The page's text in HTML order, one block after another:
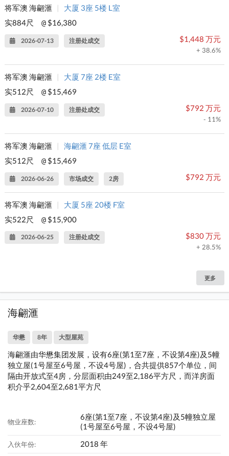
将军澳 海翩滙 |
大厦 3座 5楼 L室
实884尺
@ $16,380
2026-07-13 注册处成交 $1,448 万元
+ 38.6%
将军澳 海翩滙 |
大厦 7座 2楼 E室
实512尺
@ $15,469
2026-07-10 注册处成交 $792 万元
- 11%
将军澳 海翩滙 |
海翩滙 7座 低层 E室
实512尺
@ $15,469
2026-06-26 市场成交 2房 $792 万元
将军澳 海翩滙 |
大厦 5座 20楼 F室
实522尺
@ $15,900
2026-06-25 注册处成交 $830 万元
+ 28.5%
更多
海翩滙
华懋 8年 大型屋苑
海翩滙由华懋集团发展，设有6座(第1至7座，不设第4座)及5幢
独立屋(1号屋至6号屋，不设4号屋)，合共提供857个单位，间
隔由开放式至4房，分层面积由249至2,186平方尺，而洋房面
积介乎2,604至2,681平方尺
物业座数:
6座(第1至7座，不设第4座)及5幢独立屋
(1号屋至6号屋，不设4号屋)
入伙年份: 2018 年